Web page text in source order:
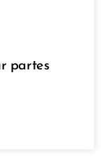
partes